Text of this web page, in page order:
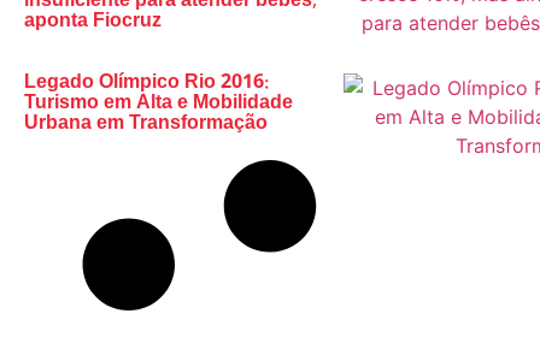
aponta Fiocruz
Legado Olímpico Rio 2016:
Turismo em Alta e Mobilidade
Urbana em Transformação